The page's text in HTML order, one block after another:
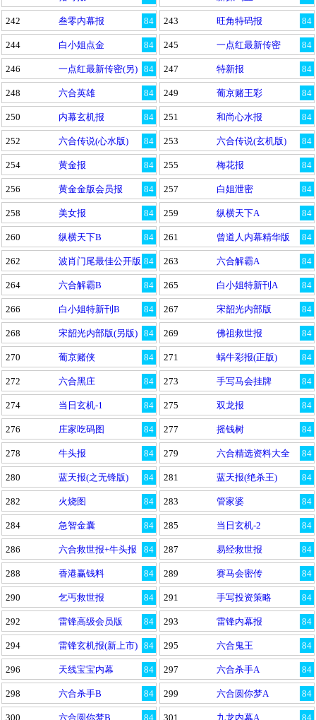
84
242 叁零内幕报 84
243 旺角特码报
84
244 白小姐点金 84
245 一点红最新传密
84
246 一点红最新传密(另) 84
247 特新报
84
248 六合英雄 84
249 葡京赌王彩
84
250 内幕玄机报 84
251 和尚心水报
84
252 六合传说(心水版) 84
253 六合传说(玄机版)
84
254 黄金报 84
255 梅花报
84
256 黄金金版会员报 84
257 白姐泄密
84
258 美女报 84
259 纵横天下A
84
260 纵横天下B 84
261 曾道人内幕精华版
84
262 波肖门尾最佳公开版 84
263 六合解霸A
84
264 六合解霸B 84
265 白小姐特新刊A
84
266 白小姐特新刊B 84
267 宋韶光内部版
84
268 宋韶光内部版(另版) 84
269 佛祖救世报
84
270 葡京赌侠 84
271 蜗牛彩报(正版)
84
272 六合黑庄 84
273 手写马会挂牌
84
274 当日玄机-1 84
275 双龙报
84
276 庄家吃码图 84
277 摇钱树
84
278 牛头报 84
279 六合精选资料大全
84
280 蓝天报(之无锋版) 84
281 蓝天报(绝杀王)
84
282 火烧图 84
283 管家婆
84
284 急智金囊 84
285 当日玄机-2
84
286 六合救世报+牛头报 84
287 易经救世报
84
288 香港赢钱料 84
289 赛马会密传
84
290 乞丐救世报 84
291 手写投资策略
84
292 雷锋高级会员版 84
293 雷锋内幕报
84
294 雷锋玄机报(新上市) 84
295 六合鬼王
84
296 天线宝宝内幕 84
297 六合杀手A
84
298 六合杀手B 84
299 六合圆你梦A
84
300 六合圆你梦B 84
301 九龙内幕A